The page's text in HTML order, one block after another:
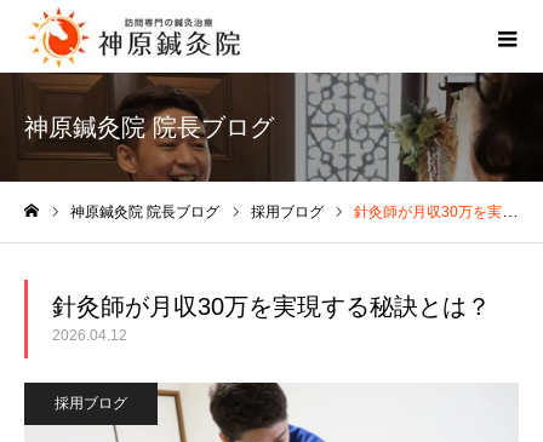
神原鍼灸院 院長ブログ
神原鍼灸院 院長ブログ 採用ブログ 針灸師が月収30万を実現する秘訣とは？
針灸師が月収30万を実現する秘訣とは？
2026.04.12
採用ブログ